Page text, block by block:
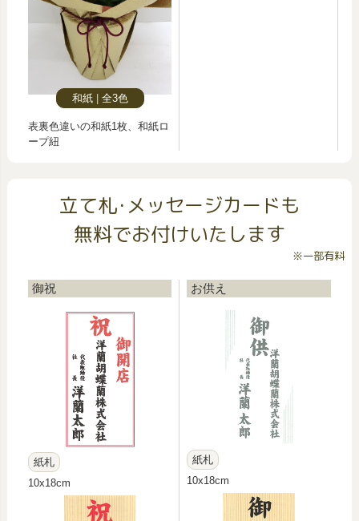
和紙 全3色
表裏色違いの和紙1枚、和紙ロ
ープ紐
立て札･メッセージカードも
無料でお付けいたします
※一部有料
御祝
紙札
10x18cm
お供え
紙札
10x18cm